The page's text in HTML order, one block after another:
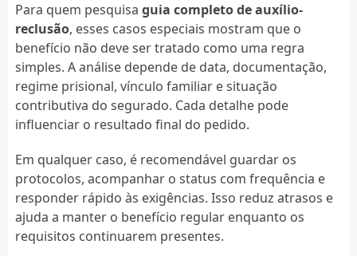
Para quem pesquisa guia completo de auxílio-
reclusão, esses casos especiais mostram que o
benefício não deve ser tratado como uma regra
simples. A análise depende de data, documentação,
regime prisional, vínculo familiar e situação
contributiva do segurado. Cada detalhe pode
influenciar o resultado final do pedido.
Em qualquer caso, é recomendável guardar os
protocolos, acompanhar o status com frequência e
responder rápido às exigências. Isso reduz atrasos e
ajuda a manter o benefício regular enquanto os
requisitos continuarem presentes.